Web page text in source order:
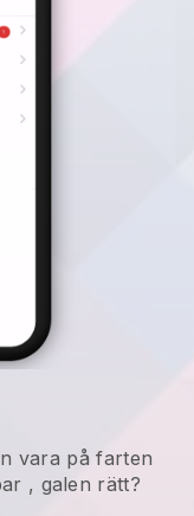
vara på farten
, galen rätt?